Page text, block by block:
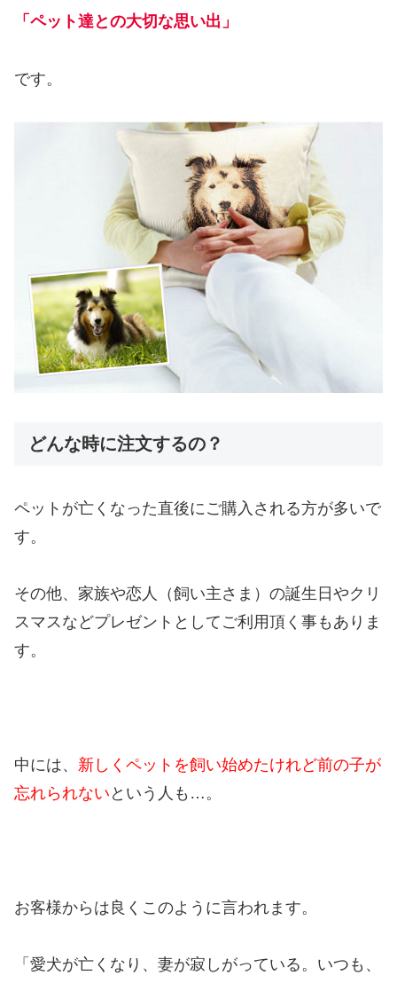
「ペット達との大切な思い出」
です。
どんな時に注文するの？
ペットが亡くなった直後にご購入される方が多いで
す。
その他、家族や恋人（飼い主さま）の誕生日やクリ
スマスなどプレゼントとしてご利用頂く事もありま
す。
中には、 新しくペットを飼い始めたけれど前の子が
忘れられない という人も…。
お客様からは良くこのように言われます。
「愛犬が亡くなり、妻が寂しがっている。いつも、